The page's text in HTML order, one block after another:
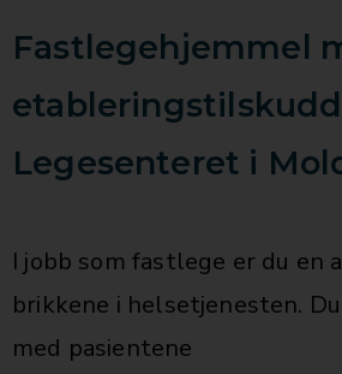
Fastlegehjemmel
Legesenteret i
I jobb som fastlege er du en
brikkene i helsetjenesten.
med pasientene